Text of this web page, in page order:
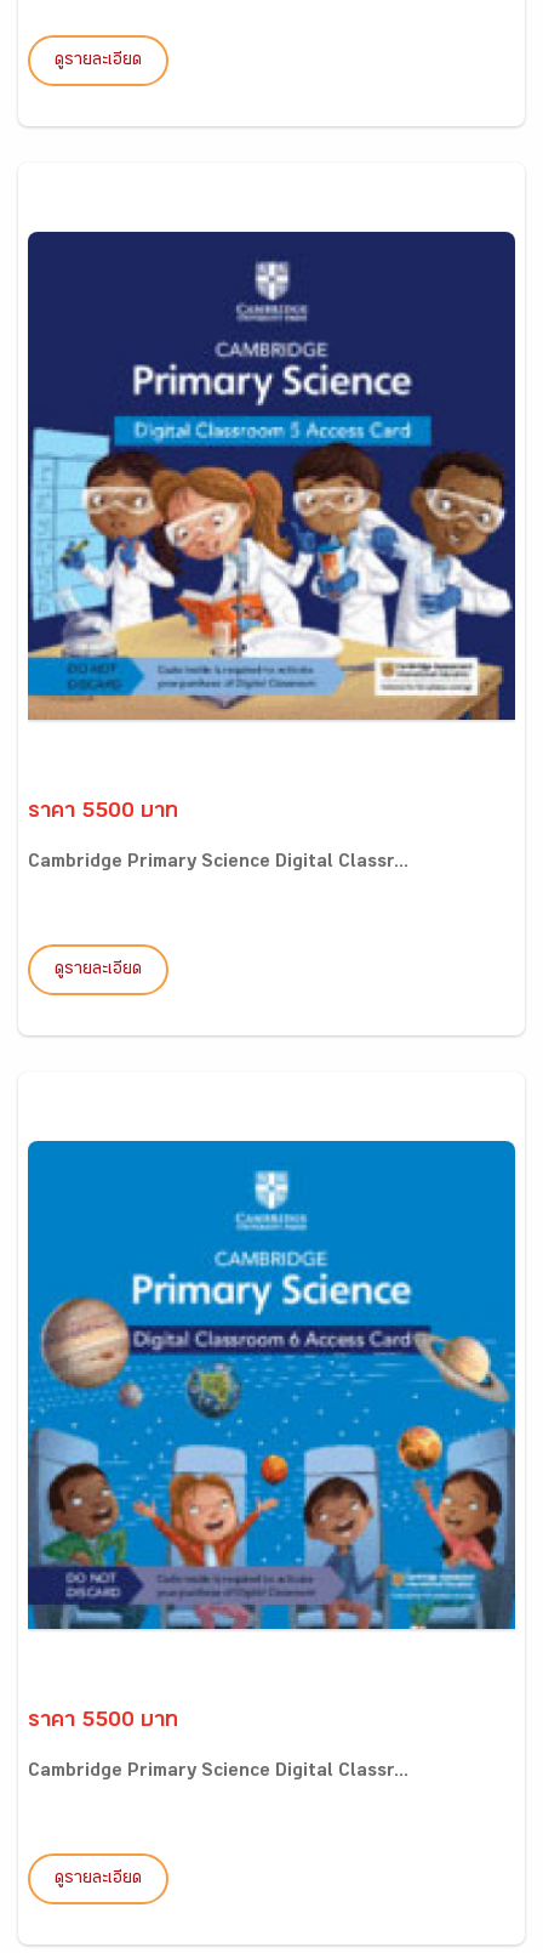
ดูรายละเอียด
ราคา 5500 บาท
Cambridge Primary Science Digital Classr...
ดูรายละเอียด
ราคา 5500 บาท
Cambridge Primary Science Digital Classr...
ดูรายละเอียด